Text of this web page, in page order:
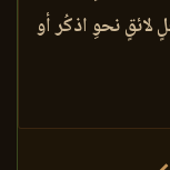
لائقٍ نحوِ اذكُر أو